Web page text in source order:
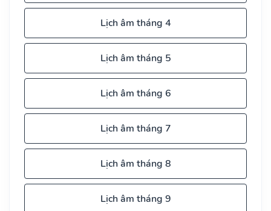
Lịch âm tháng 4
Lịch âm tháng 5
Lịch âm tháng 6
Lịch âm tháng 7
Lịch âm tháng 8
Lịch âm tháng 9